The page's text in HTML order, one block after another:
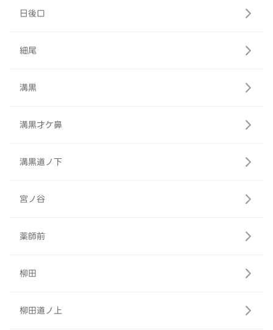
日後口
細尾
溝黒
溝黒才ケ鼻
溝黒道ノ下
宮ノ谷
薬師前
柳田
柳田道ノ上